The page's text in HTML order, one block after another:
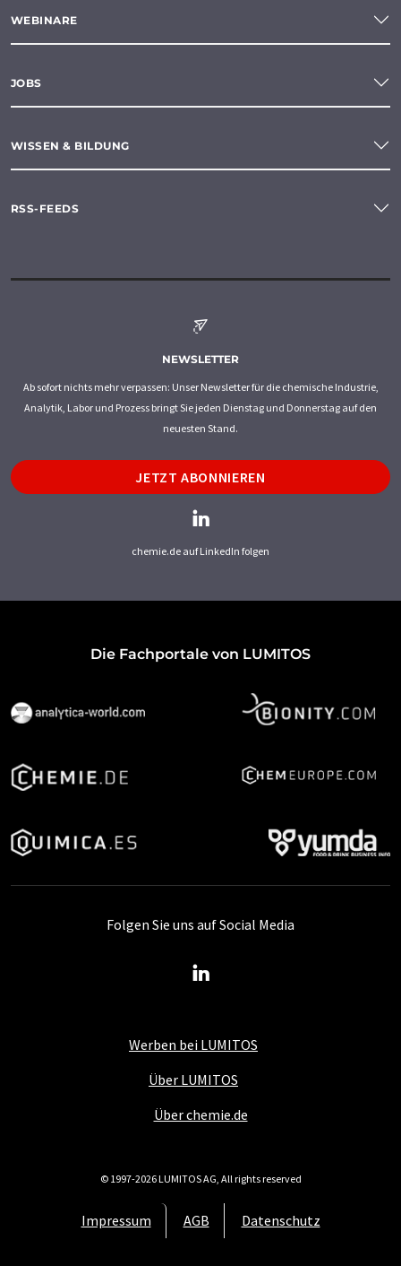
WEBINARE
JOBS
WISSEN & BILDUNG
RSS-FEEDS
NEWSLETTER
Ab sofort nichts mehr verpassen: Unser Newsletter für die chemische Industrie,
Analytik, Labor und Prozess bringt Sie jeden Dienstag und Donnerstag auf den
neuesten Stand.
JETZT ABONNIEREN
chemie.de auf LinkedIn folgen
Die Fachportale von LUMITOS
Werben bei LUMITOS
Über LUMITOS
Über chemie.de
Impressum AGB Datenschutz
Folgen Sie uns auf Social Media
© 1997-2026 LUMITOS AG, All rights reserved